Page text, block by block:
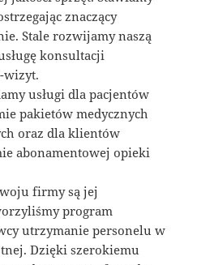
znaczący
Stale rozwijamy naszą
konsultacji
wizyt.
usługi dla pacjentów
pakietów medycznych
oraz dla klientów
abonamentowej opieki
firmy są jej
program
utrzymanie personelu w
Dzięki szerokiemu